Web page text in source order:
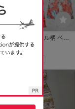
【M】ボタニカル柄 ベア
トップ オールインワン ワ
イドパンツ リゾート 花柄
900